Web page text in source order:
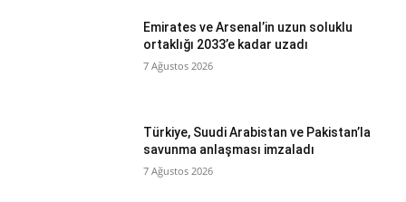
Emirates ve Arsenal’in uzun soluklu
ortaklığı 2033’e kadar uzadı
7 Ağustos 2026
Türkiye, Suudi Arabistan ve Pakistan’la
savunma anlaşması imzaladı
7 Ağustos 2026